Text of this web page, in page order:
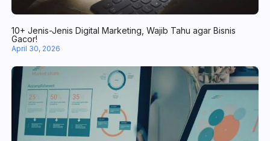
10+ Jenis-Jenis Digital Marketing, Wajib Tahu agar Bisnis Gacor!
April 30, 2026